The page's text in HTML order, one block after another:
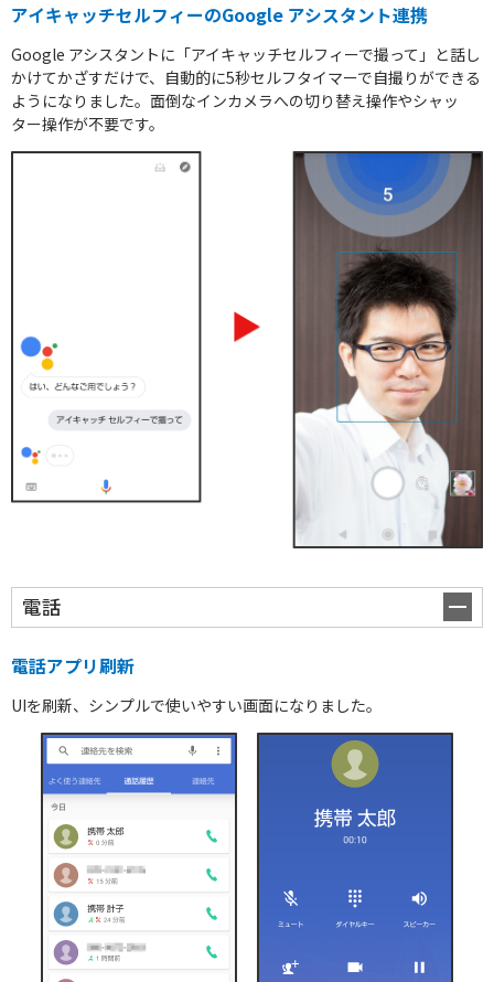
アイキャッチセルフィーのGoogle アシスタント連携
Google アシスタントに「アイキャッチセルフィーで撮って」と話し
かけてかざすだけで、自動的に5秒セルフタイマーで自撮りができる
ようになりました。面倒なインカメラへの切り替え操作やシャッ
ター操作が不要です。
電話
電話アプリ刷新
UIを刷新、シンプルで使いやすい画面になりました。